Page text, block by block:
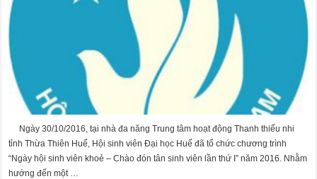
I
năm
2016
Ngày 30/10/2016, tại nhà đa năng Trung tâm hoạt động Thanh thiếu nhi
tỉnh Thừa Thiên Huế, Hội sinh viên Đại học Huế đã tổ chức chương trình
“Ngày hội sinh viên khoẻ – Chào đón tân sinh viên lần thứ I” năm 2016. Nhằm
hướng đến một …